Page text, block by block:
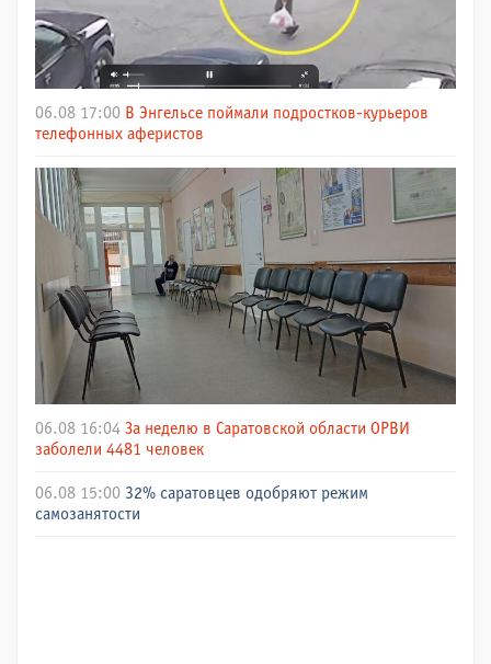
06.08 17:00 В Энгельсе поймали подростков-курьеров
телефонных аферистов
06.08 16:04 За неделю в Саратовской области ОРВИ
заболели 4481 человек
06.08 15:00 32% саратовцев одобряют режим
самозанятости